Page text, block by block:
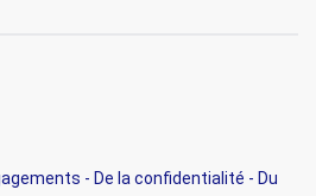
- De la confidentialité - Du